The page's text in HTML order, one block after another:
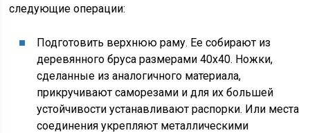
следующие операции:
Подготовить верхнюю раму. Ее собирают из
деревянного бруса размерами 40х40. Ножки,
сделанные из аналогичного материала,
прикручивают саморезами и для их большей
устойчивости устанавливают распорки. Или места
соединения укрепляют металлическими